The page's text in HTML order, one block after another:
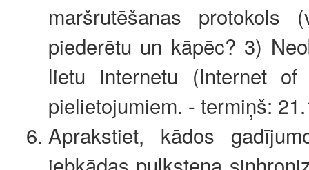
maršrutēšanas
piederētu un kāpēc? 3)
lietu internetu (Internet
pielietojumiem. - termiņš:
Aprakstiet, kādos
jebkādas pulksteņa